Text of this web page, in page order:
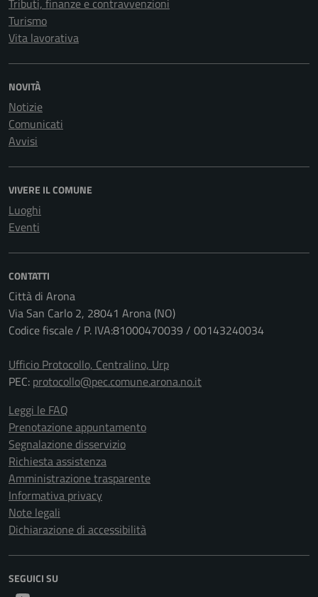
Tributi, finanze e contravvenzioni
Turismo
Vita lavorativa
NOVITÀ
Notizie
Comunicati
Avvisi
VIVERE IL COMUNE
Luoghi
Eventi
CONTATTI
Città di Arona
Via San Carlo 2, 28041 Arona (NO)
Codice fiscale / P. IVA:81000470039 / 00143240034
Ufficio Protocollo, Centralino, Urp
PEC: protocollo@pec.comune.arona.no.it
Leggi le FAQ
Prenotazione appuntamento
Segnalazione disservizio
Richiesta assistenza
Amministrazione trasparente
Informativa privacy
Note legali
Dichiarazione di accessibilità
SEGUICI SU